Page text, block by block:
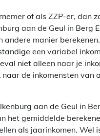
of als ZZP-er, dan
aan de Geul in Berg
andere manier
een variabel
niet alleen naar je
de inkomensten van
aan de Geul in
het gemiddelde
als jaarinkomen. Wel